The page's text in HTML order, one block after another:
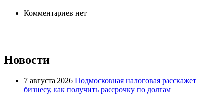
Комментариев нет
Новости
7 августа 2026 Подмосковная налоговая расскажет
бизнесу, как получить рассрочку по долгам